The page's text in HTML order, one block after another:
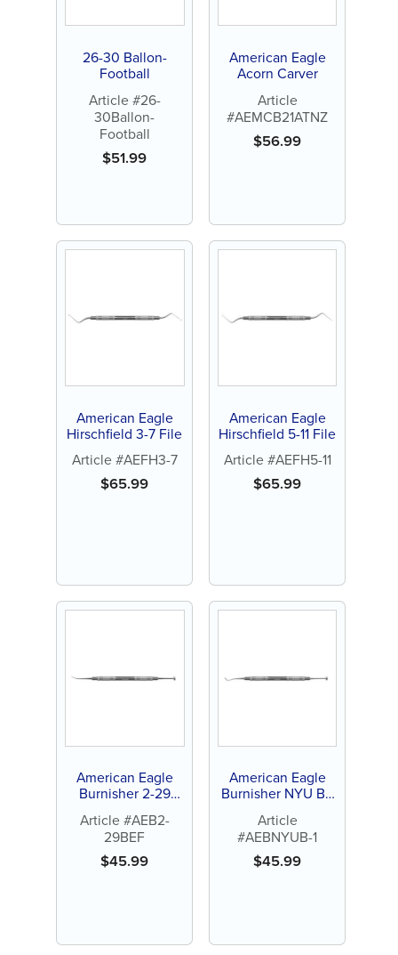
26-30 Ballon-
Football
Article #26-
30Ballon-
Football
$51.99
American Eagle
Acorn Carver
Article
#AEMCB21ATNZ
$56.99
American Eagle
Hirschfield 3-7 File
Article #AEFH3-7
$65.99
American Eagle
Hirschfield 5-11 File
Article #AEFH5-11
$65.99
American Eagle
Burnisher 2-29
Article #AEB2-
29BEF
$45.99
American Eagle
Burnisher NYU B-1
Article
#AEBNYUB-1
$45.99